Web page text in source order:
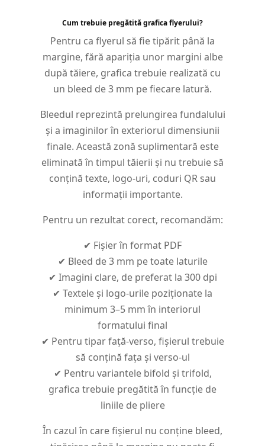
Cum trebuie pregătită grafica flyerului?
Pentru ca flyerul să fie tipărit până la
margine, fără apariția unor margini albe
după tăiere, grafica trebuie realizată cu
un bleed de 3 mm pe fiecare latură.
Bleedul reprezintă prelungirea fundalului
și a imaginilor în exteriorul dimensiunii
finale. Această zonă suplimentară este
eliminată în timpul tăierii și nu trebuie să
conțină texte, logo-uri, coduri QR sau
informații importante.
Pentru un rezultat corect, recomandăm:
✔ Fișier în format PDF
✔ Bleed de 3 mm pe toate laturile
✔ Imagini clare, de preferat la 300 dpi
✔ Textele și logo-urile poziționate la
minimum 3–5 mm în interiorul
formatului final
✔ Pentru tipar față-verso, fișierul trebuie
să conțină fața și verso-ul
✔ Pentru variantele bifold și trifold,
grafica trebuie pregătită în funcție de
liniile de pliere
În cazul în care fișierul nu conține bleed,